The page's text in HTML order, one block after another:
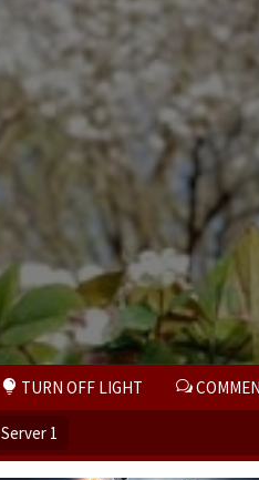
TURN OFF LIGHT
Server 1